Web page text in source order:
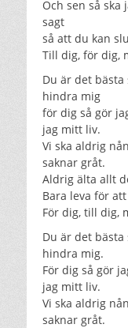
Och sen så
sagt
så att du kan
Till dig, för dig,
Du är det
hindra mig
för dig så gör
jag mitt liv.
Vi ska aldrig
saknar gråt.
Aldrig älta allt
Bara leva för
För dig, till dig,
Du är det
hindra mig.
För dig så gör
jag mitt liv.
Vi ska aldrig
saknar gråt.